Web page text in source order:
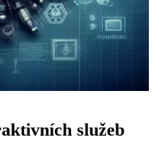
služeb